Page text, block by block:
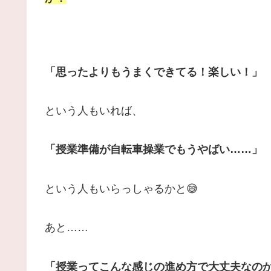
「思ったよりもうまくできてる！楽しい！」
という人もいれば、
「授業準備が自転車操業でもうやばい……」
という人もいらっしゃるかと😅
あと……
「授業ってこんな感じの進め方で大丈夫なの